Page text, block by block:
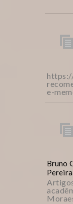
e-
Bruno